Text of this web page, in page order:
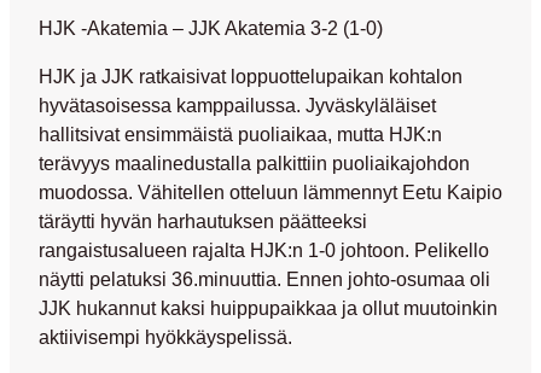
HJK -Akatemia – JJK Akatemia 3-2 (1-0)
HJK ja JJK ratkaisivat loppuottelupaikan kohtalon
hyvätasoisessa kamppailussa. Jyväskyläläiset
hallitsivat ensimmäistä puoliaikaa, mutta HJK:n
terävyys maalinedustalla palkittiin puoliaikajohdon
muodossa. Vähitellen otteluun lämmennyt Eetu Kaipio
täräytti hyvän harhautuksen päätteeksi
rangaistusalueen rajalta HJK:n 1-0 johtoon. Pelikello
näytti pelatuksi 36.minuuttia. Ennen johto-osumaa oli
JJK hukannut kaksi huippupaikkaa ja ollut muutoinkin
aktiivisempi hyökkäyspelissä.